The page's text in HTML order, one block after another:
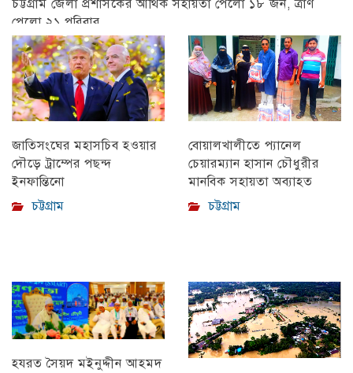
চট্টগ্রাম জেলা প্রশাসকের আর্থিক সহায়তা পেলো ১৮ জন, ত্রাণ
পেলো ২১ পরিবার
চট্টগ্রাম
জাতিসংঘের মহাসচিব হওয়ার
দৌড়ে ট্রাম্পের পছন্দ
ইনফান্তিনো
চট্টগ্রাম
বোয়ালখালীতে প্যানেল
চেয়ারম্যান হাসান চৌধুরীর
মানবিক সহায়তা অব্যাহত
চট্টগ্রাম
হযরত সৈয়দ মইনুদ্দীন আহমদ